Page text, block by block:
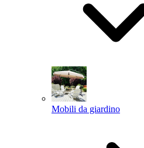
Mobili da giardino